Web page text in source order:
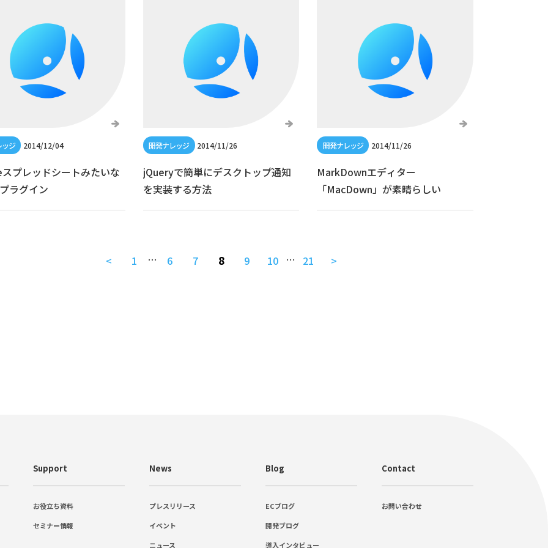
2014/12/04
プレッドシートみたいな
ラグイン
2014/11/26
jQueryで簡単にデスクトップ通知
を実装する方法
2014/11/26
MarkDownエディター
「MacDown」が素晴らしい
< 1 … 6 7 8 9 10 … 21 >
Support
お役立ち資料
セミナー情報
News
プレスリリース
イベント
ニュース
Blog
ECブログ
開発ブログ
導入インタビュー
Contact
お問い合わせ